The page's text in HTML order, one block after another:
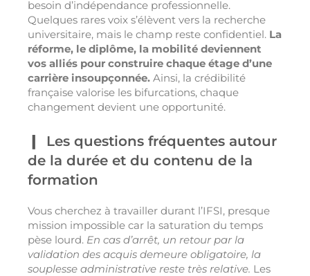
besoin d’indépendance professionnelle.
Quelques rares voix s’élèvent vers la recherche
universitaire, mais le champ reste confidentiel. La
réforme, le diplôme, la mobilité deviennent
vos alliés pour construire chaque étage d’une
carrière insoupçonnée. Ainsi, la crédibilité
française valorise les bifurcations, chaque
changement devient une opportunité.
Les questions fréquentes autour
de la durée et du contenu de la
formation
Vous cherchez à travailler durant l’IFSI, presque
mission impossible car la saturation du temps
pèse lourd. En cas d’arrêt, un retour par la
validation des acquis demeure obligatoire, la
souplesse administrative reste très relative. Les